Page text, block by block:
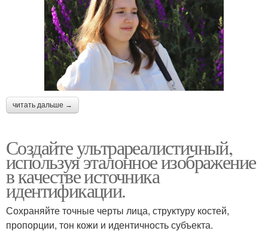
читать дальше →
Создайте ультрареалистичный,
используя эталонное изображение
в качестве источника
идентификации.
Сохраняйте точные черты лица, структуру костей,
пропорции, тон кожи и идентичность субъекта.